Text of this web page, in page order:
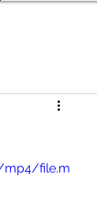
mp4/file.m